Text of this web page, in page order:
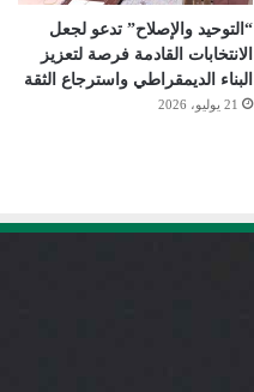
“التوحيد والإصلاح” تدعو لجعل
الانتخابات القادمة فرصة لتعزيز
البناء الديمقراطي واسترجاع الثقة
21 يوليو، 2026